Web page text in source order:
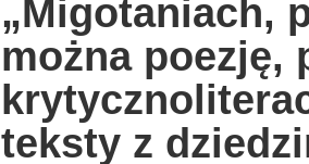
„Migotaniach,
można poezję,
teksty z